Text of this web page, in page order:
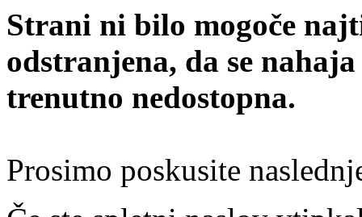
Strani ni bilo mogoče
odstranjena, da se
trenutno nedostopna.
Prosimo poskusite